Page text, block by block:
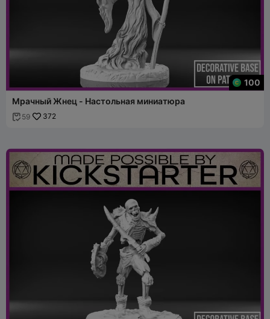
100
Мрачный Жнец - Настольная миниатюра
 59 372